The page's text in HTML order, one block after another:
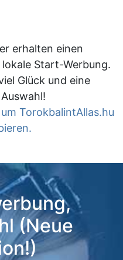
erhalten einen
Start-Werbung.
Glück und eine
TorokbalintAllas.hu
(Neue